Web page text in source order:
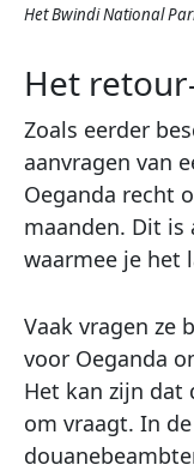
Het Bwindi National
Het
Zoals eerder
aanvragen van
Oeganda recht
maanden. Dit is
waarmee je het
Vaak vragen ze
voor Oeganda
Het kan zijn dat
om vraagt. In